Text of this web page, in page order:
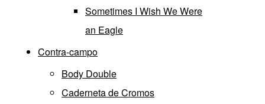
Sometimes I Wish We Were
an Eagle
Contra-campo
Body Double
Caderneta de Cromos